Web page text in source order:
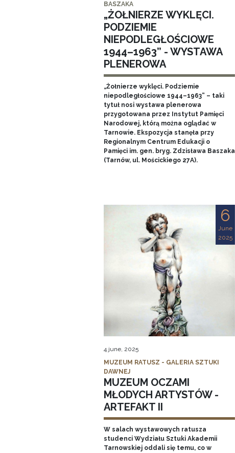
BASZAKA
„ŻOŁNIERZE WYKLĘCI.
PODZIEMIE
NIEPODLEGŁOŚCIOWE
1944–1963” - WYSTAWA
PLENEROWA
„Żołnierze wyklęci. Podziemie
niepodległościowe 1944–1963” – taki
tytuł nosi wystawa plenerowa
przygotowana przez Instytut Pamięci
Narodowej, którą można oglądać w
Tarnowie. Ekspozycja stanęła przy
Regionalnym Centrum Edukacji o
Pamięci im. gen. bryg. Zdzisława Baszaka
(Tarnów, ul. Mościckiego 27A).
6
June
2025
4 june, 2025
MUZEUM RATUSZ - GALERIA SZTUKI
DAWNEJ
MUZEUM OCZAMI
MŁODYCH ARTYSTÓW -
ARTEFAKT II
W salach wystawowych ratusza
studenci Wydziału Sztuki Akademii
Tarnowskiej oddali się temu, co w